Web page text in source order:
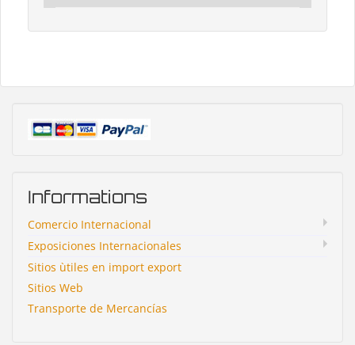
Informations
Comercio Internacional
Exposiciones Internacionales
Sitios ùtiles en import export
Sitios Web
Transporte de Mercancías